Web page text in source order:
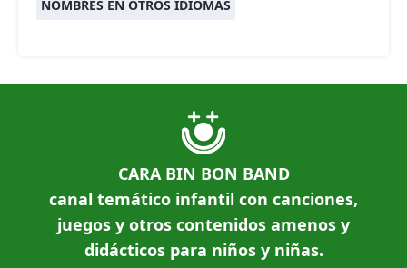
NOMBRES EN OTROS IDIOMAS
CARA BIN BON BAND
canal temático infantil con canciones,
juegos y otros contenidos amenos y
didácticos para niños y niñas.